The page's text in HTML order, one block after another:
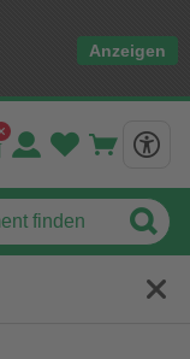
Anzeigen